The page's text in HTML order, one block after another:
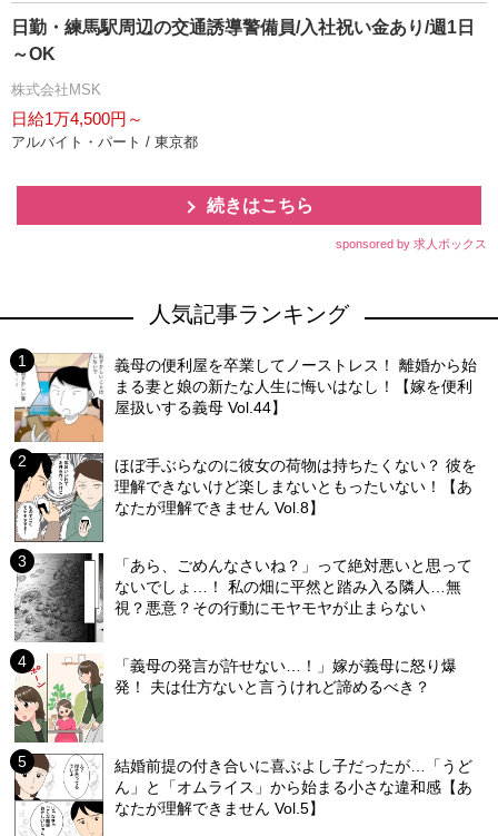
日勤・練馬駅周辺の交通誘導警備員/入社祝い金あり/週1日
～OK
株式会社MSK
日給1万4,500円～
アルバイト・パート / 東京都
続きはこちら
sponsored by 求人ボックス
人気記事ランキング
義母の便利屋を卒業してノーストレス！ 離婚から始
まる妻と娘の新たな人生に悔いはなし！【嫁を便利
屋扱いする義母 Vol.44】
ほぼ手ぶらなのに彼女の荷物は持ちたくない？ 彼を
理解できないけど楽しまないともったいない！【あ
なたが理解できません Vol.8】
「あら、ごめんなさいね？」って絶対悪いと思って
ないでしょ…！ 私の畑に平然と踏み入る隣人…無
視？悪意？その行動にモヤモヤが止まらない
「義母の発言が許せない…！」嫁が義母に怒り爆
発！ 夫は仕方ないと言うけれど諦めるべき？
結婚前提の付き合いに喜ぶよし子だったが…「うど
ん」と「オムライス」から始まる小さな違和感【あ
なたが理解できません Vol.5】